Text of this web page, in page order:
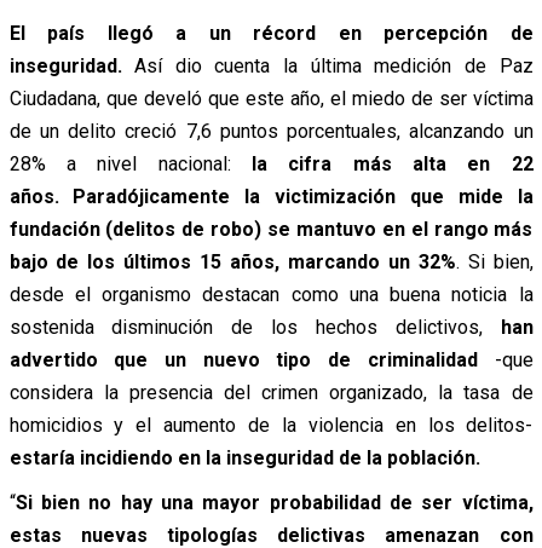
El país llegó a un récord en percepción de
inseguridad.Así dio cuenta la última medición de Paz
Ciudadana, que develó que este año, el miedo de ser víctima
de un delito creció 7,6 puntos porcentuales, alcanzando un
28% a nivel nacional: la cifra más alta en 22
años.
Paradójicamente la victimización que mide la
fundación (delitos de robo) se mantuvo en el rango más
bajo de los últimos 15 años, marcando un 32%. Si bien,
desde el organismo destacan como una buena noticia la
sostenida disminución de los hechos delictivos, han
advertido que un nuevo tipo de criminalidad -que
considera la presencia del crimen organizado, la tasa de
homicidios y el aumento de la violencia en los delitos-
estaría incidiendo en la inseguridad de la población.
“Si bien no hay una mayor probabilidad de ser víctima,
estas nuevas tipologías delictivas amenazan con